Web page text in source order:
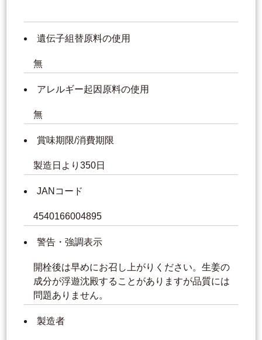
遺伝子組替原料の使用
無
アレルギー起因原料の使用
無
賞味期限/消費期限
製造日より350日
JANコード
4540166004895
警告・強調表示
開栓後は早めにお召し上がりください。生姜の
成分が浮遊沈殿することがありますが品質には
問題ありません。
製造者